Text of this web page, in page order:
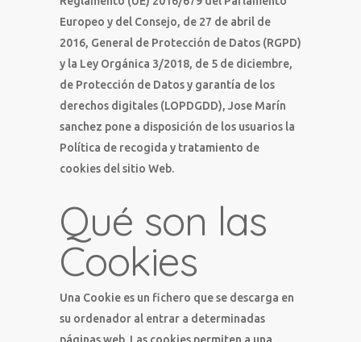
Europeo y del Consejo, de 27 de abril de
2016, General de Protección de Datos (RGPD)
y la Ley Orgánica 3/2018, de 5 de diciembre,
de Protección de Datos y garantía de los
derechos digitales (LOPDGDD), Jose Marín
sanchez pone a disposición de los usuarios la
Política de recogida y tratamiento de
cookies del sitio Web.
Qué son las
Cookies
Una Cookie es un fichero que se descarga en
su ordenador al entrar a determinadas